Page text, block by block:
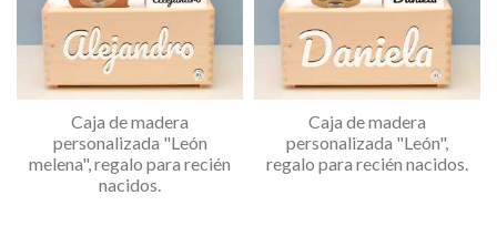
Caja de madera
personalizada "León
melena", regalo para recién
nacidos.
Caja de madera
personalizada "León",
regalo para recién nacidos.